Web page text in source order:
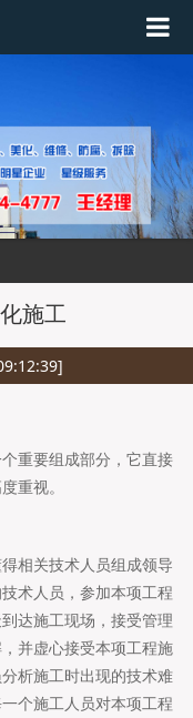
施工
重要组成部分，它直接
重视。
相关技术人员组成领导
术人员，参加本项工程
达施工现场，接受管理
并虚心接受本项工程施
析施工时出现的技术难
个施工人员对本项工程